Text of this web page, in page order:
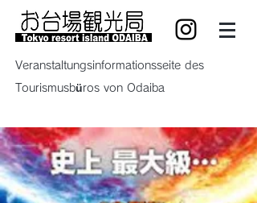
Veranstaltungsinformationsseite des
Tourismusbüros von Odaiba